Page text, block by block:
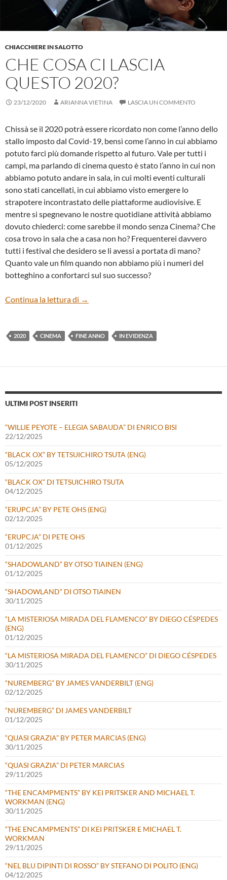
CHIACCHIERE IN SALOTTO
CHE COSA CI LASCIA
QUESTO 2020?
23/12/2020 ARIANNA VIETINA LASCIA UN COMMENTO
Chissà se il 2020 potrà essere ricordato non come l’anno dello
stallo imposto dal Covid-19, bensì come l’anno in cui abbiamo
potuto farci più domande rispetto al futuro. Vale per tutti i
campi, ma parlando di cinema questo è stato l’anno in cui non
abbiamo potuto andare in sala, in cui molti eventi culturali
sono stati cancellati, in cui abbiamo visto emergere lo
strapotere incontrastato delle piattaforme audiovisive. E
mentre si spegnevano le nostre quotidiane attività abbiamo
dovuto chiederci: come sarebbe il mondo senza Cinema? Che
cosa trovo in sala che a casa non ho? Frequenterei davvero
tutti i festival che desidero se li avessi a portata di mano?
Quanto vale un film quando non abbiamo più i numeri del
botteghino a confortarci sul suo successo?
Continua la lettura di CHE COSA CI LASCIA QUESTO 2020?
→
2020 CINEMA FINE ANNO IN EVIDENZA
ULTIMI POST INSERITI
“WILLIE PEYOTE – ELEGIA SABAUDA” DI ENRICO BISI
22/12/2025
“BLACK OX” BY TETSUICHIRO TSUTA (ENG)
05/12/2025
“BLACK OX” DI TETSUICHIRO TSUTA
04/12/2025
“ERUPCJA” BY PETE OHS (ENG)
02/12/2025
“ERUPCJA” DI PETE OHS
01/12/2025
“SHADOWLAND” BY OTSO TIAINEN (ENG)
01/12/2025
“SHADOWLAND” DI OTSO TIAINEN
30/11/2025
“LA MISTERIOSA MIRADA DEL FLAMENCO” BY DIEGO CÉSPEDES
(ENG)
01/12/2025
“LA MISTERIOSA MIRADA DEL FLAMENCO” DI DIEGO CÉSPEDES
30/11/2025
“NUREMBERG” BY JAMES VANDERBILT (ENG)
02/12/2025
“NUREMBERG” DI JAMES VANDERBILT
01/12/2025
“QUASI GRAZIA” BY PETER MARCIAS (ENG)
30/11/2025
“QUASI GRAZIA” DI PETER MARCIAS
29/11/2025
“THE ENCAMPMENTS” BY KEI PRITSKER AND MICHAEL T.
WORKMAN (ENG)
30/11/2025
“THE ENCAMPMENTS” DI KEI PRITSKER E MICHAEL T.
WORKMAN
29/11/2025
“NEL BLU DIPINTI DI ROSSO” BY STEFANO DI POLITO (ENG)
04/12/2025